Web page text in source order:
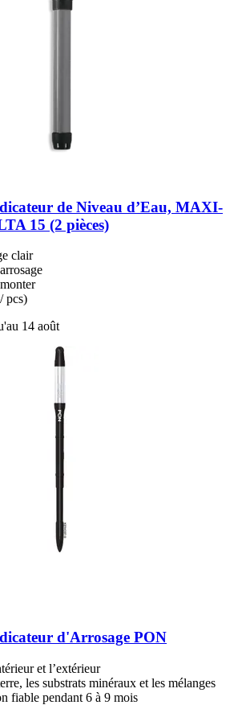
de Niveau d’Eau, MAXI-​
15 (2 pièces)
clair
pcs)
14 août
d'Arrosage PON
et l’extérieur
les substrats minéraux et les mélanges
fiable pendant 6 à 9 mois